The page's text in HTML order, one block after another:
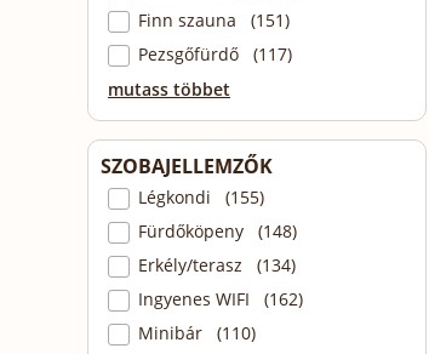
Finn szauna (151)
Pezsgőfürdő (117)
mutass többet
SZOBAJELLEMZŐK
Légkondi (155)
Fürdőköpeny (148)
Erkély/terasz (134)
Ingyenes WIFI (162)
Minibár (110)